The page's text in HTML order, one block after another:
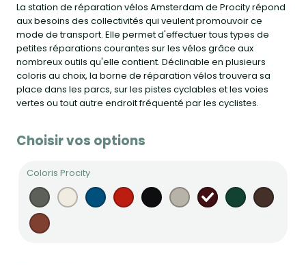
La station de réparation vélos Amsterdam de Procity répond
aux besoins des collectivités qui veulent promouvoir ce
mode de transport. Elle permet d'effectuer tous types de
petites réparations courantes sur les vélos grâce aux
nombreux outils qu'elle contient. Déclinable en plusieurs
coloris au choix, la borne de réparation vélos trouvera sa
place dans les parcs, sur les pistes cyclables et les voies
vertes ou tout autre endroit fréquenté par les cyclistes.
Choisir vos options
Coloris Procity